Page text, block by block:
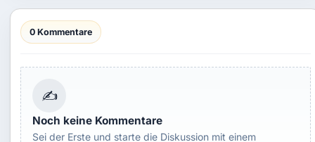
0 Kommentare
✍
Noch keine Kommentare
Sei der Erste und starte die Diskussion mit einem